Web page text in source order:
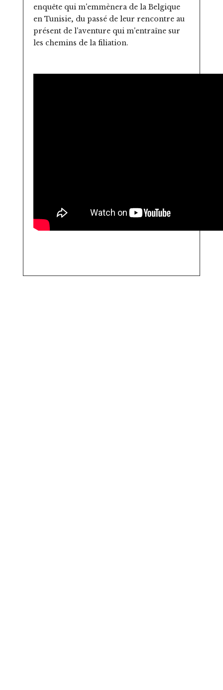
enquête qui m'emmènera de la Belgique
en Tunisie, du passé de leur rencontre au
présent de l'aventure qui m'entraîne sur
les chemins de la filiation.